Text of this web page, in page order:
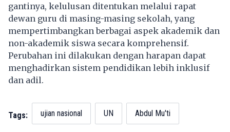
gantinya, kelulusan ditentukan melalui rapat
dewan guru di masing-masing sekolah, yang
mempertimbangkan berbagai aspek akademik dan
non-akademik siswa secara komprehensif.
Perubahan ini dilakukan dengan harapan dapat
menghadirkan sistem pendidikan lebih inklusif
dan adil.
Tags: ujian nasional UN Abdul Mu'ti